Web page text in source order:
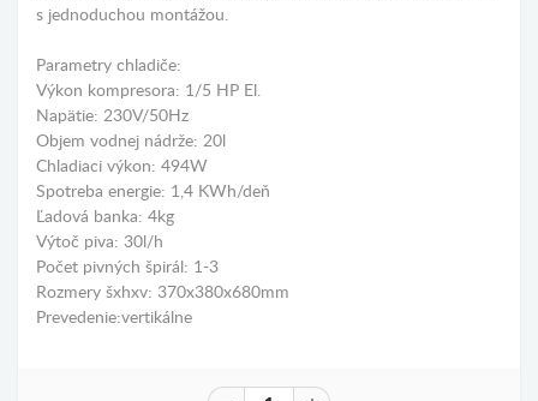
s jednoduchou montážou.
Parametry chladiče:
Výkon kompresora: 1/5 HP El.
Napätie: 230V/50Hz
Objem vodnej nádrže: 20l
Chladiaci výkon: 494W
Spotreba energie: 1,4 KWh/deň
Ľadová banka: 4kg
Výtoč piva: 30l/h
Počet pivných špirál: 1-3
Rozmery šxhxv: 370x380x680mm
Prevedenie:vertikálne